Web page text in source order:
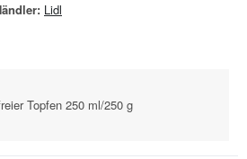
Lidl
Topfen 250 ml/250 g